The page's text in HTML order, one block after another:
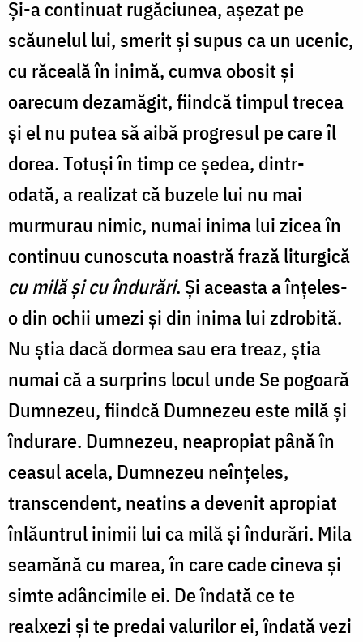
Și-a continuat rugăciunea, așezat pe
scăunelul lui, smerit și supus ca un ucenic,
cu răceală în inimă, cumva obosit și
oarecum dezamăgit, fiindcă timpul trecea
și el nu putea să aibă progresul pe care îl
dorea. Totuși în timp ce ședea, dintr-
odată, a realizat că buzele lui nu mai
murmurau nimic, numai inima lui zicea în
continuu cunoscuta noastră frază liturgică
cu milă și cu îndurări. Și aceasta a înțeles-
o din ochii umezi și din inima lui zdrobită.
Nu știa dacă dormea sau era treaz, știa
numai că a surprins locul unde Se pogoară
Dumnezeu, fiindcă Dumnezeu este milă și
îndurare. Dumnezeu, neapropiat până în
ceasul acela, Dumnezeu neînțeles,
transcendent, neatins a devenit apropiat
înlăuntrul inimii lui ca milă și îndurări. Mila
seamănă cu marea, în care cade cineva și
simte adâncimile ei. De îndată ce te
realxezi și te predai valurilor ei, îndată vezi